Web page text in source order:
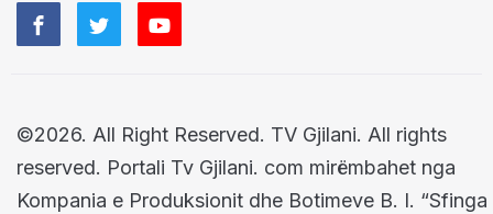
©2026. All Right Reserved. TV Gjilani. All rights
reserved. Portali Tv Gjilani. com mirëmbahet nga
Kompania e Produksionit dhe Botimeve B. I. “Sfinga